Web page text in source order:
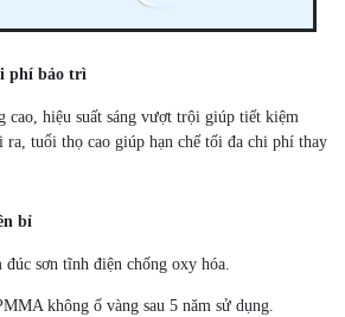
phí bảo trì
cao, hiệu suất sáng vượt trội giúp tiết kiệm
ra, tuổi thọ cao giúp hạn chế tối đa chi phí thay
bỉ
đúc sơn tĩnh điện chống oxy hóa.
không ố vàng sau 5 năm sử dụng.